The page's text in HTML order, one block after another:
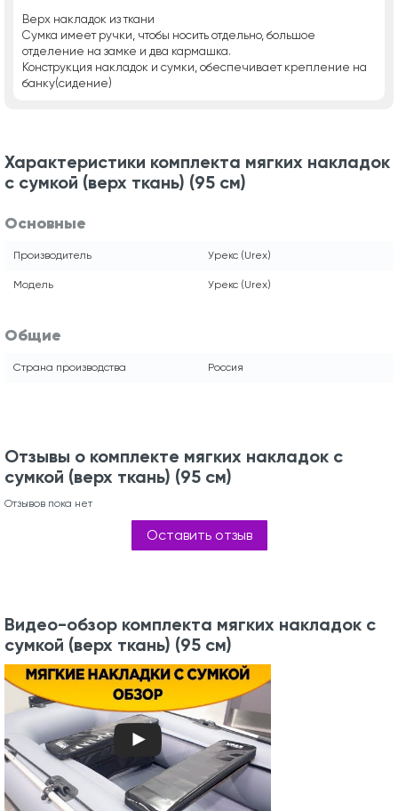
Верх накладок из ткани
Сумка имеет ручки, чтобы носить отдельно, большое
отделение на замке и два кармашка.
Конструкция накладок и сумки, обеспечивает крепление на
банку(сидение)
Характеристики комплекта мягких накладок
с сумкой (верх ткань) (95 см)
Основные
Производитель Урекс (Urex)
Модель Урекс (Urex)
Общие
Страна производства Россия
Отзывы о комплекте мягких накладок с
сумкой (верх ткань) (95 см)
Отзывов пока нет
Оставить отзыв
Видео-обзор комплекта мягких накладок с
сумкой (верх ткань) (95 см)